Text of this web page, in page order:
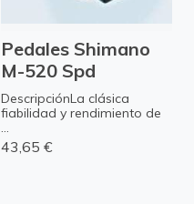
Pedales Shimano
M-520 Spd
DescripciónLa clásica
fiabilidad y rendimiento de
...
43,65 €